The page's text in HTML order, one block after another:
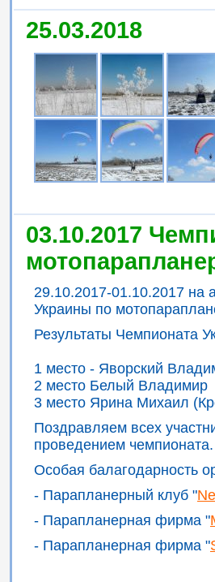
25.03.2018
03.10.2017
29.10.2017-01.10.2017 на
Украины по
Результаты Чемпионата
1 место - Яворский
2 место Белый Владимир
3 место Ярина Михаил
Поздравляем всех
проведением чемпионата.
Особая балагодарность
- Парапланерный клуб "
- Парапланерная фирма "
- Парапланерная фирма "